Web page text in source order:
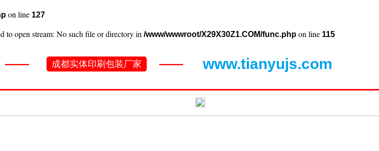
on line 127
to open stream: No such file or directory in /www/wwwroot/X29X30Z1.COM/func.php on line 115
—— 成都实体印刷包装厂家 —— www.tianyujs.com